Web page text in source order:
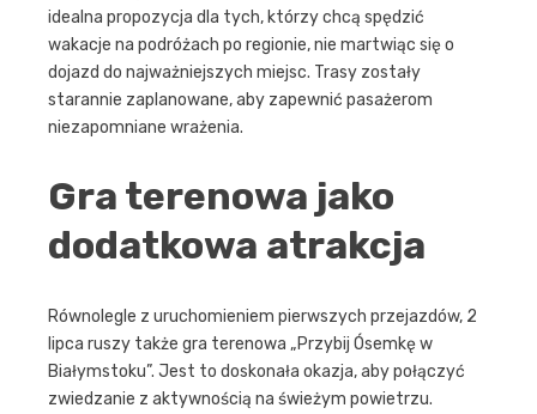
idealna propozycja dla tych, którzy chcą spędzić
wakacje na podróżach po regionie, nie martwiąc się o
dojazd do najważniejszych miejsc. Trasy zostały
starannie zaplanowane, aby zapewnić pasażerom
niezapomniane wrażenia.
Gra terenowa jako
dodatkowa atrakcja
Równolegle z uruchomieniem pierwszych przejazdów, 2
lipca ruszy także gra terenowa „Przybij Ósemkę w
Białymstoku”. Jest to doskonała okazja, aby połączyć
zwiedzanie z aktywnością na świeżym powietrzu.